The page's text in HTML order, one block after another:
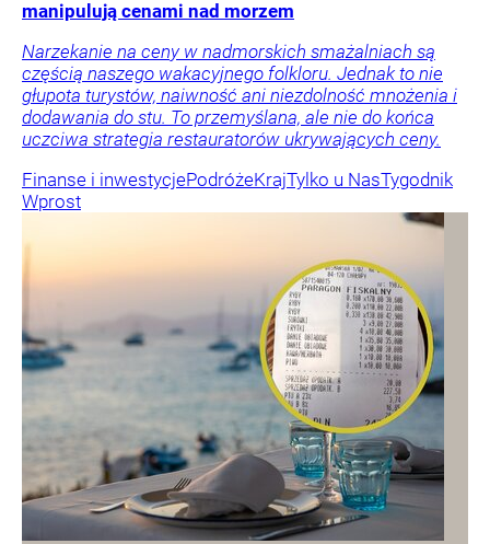
manipulują cenami nad morzem
Narzekanie na ceny w nadmorskich smażalniach są
częścią naszego wakacyjnego folkloru. Jednak to nie
głupota turystów, naiwność ani niezdolność mnożenia i
dodawania do stu. To przemyślana, ale nie do końca
uczciwa strategia restauratorów ukrywających ceny.
Finanse i inwestycjePodróżeKrajTylko u NasTygodnik
Wprost